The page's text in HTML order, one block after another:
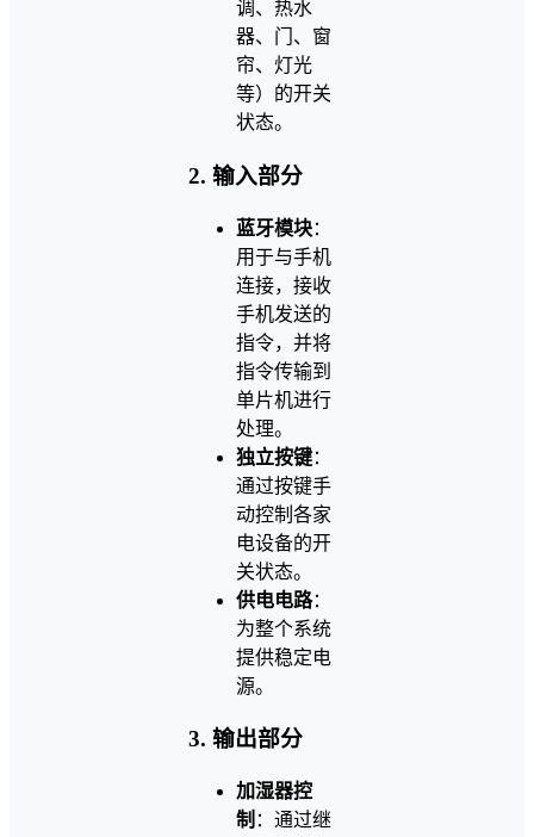
调、热水
器、门、窗
帘、灯光
等）的开关
状态。
2. 输入部分
蓝牙模块：
用于与手机
连接，接收
手机发送的
指令，并将
指令传输到
单片机进行
处理。
独立按键：
通过按键手
动控制各家
电设备的开
关状态。
供电电路：
为整个系统
提供稳定电
源。
3. 输出部分
加湿器控
制 ：通过继